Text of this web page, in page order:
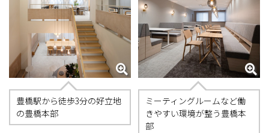
豊橋駅から徒歩3分の好立地
の豊橋本部
ミーティングルームなど働
きやすい環境が整う豊橋本
部